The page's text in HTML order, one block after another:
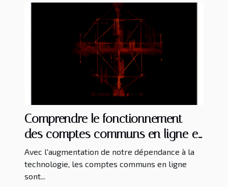
Comprendre le fonctionnement
des comptes communs en ligne et
leur impact écologique
Avec l'augmentation de notre dépendance à la
technologie, les comptes communs en ligne
sont...